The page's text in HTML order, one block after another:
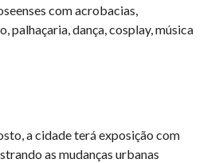
com acrobacias,
palhaçaria, dança, cosplay, música
a cidade terá exposição com
as mudanças urbanas